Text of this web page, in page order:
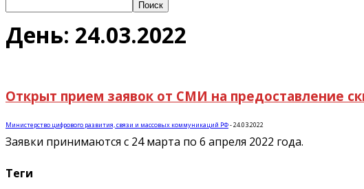
День: 24.03.2022
Открыт прием заявок от СМИ на предоставление
Министерство цифрового развития, связи и массовых коммуникаций РФ-24.03.2022
Заявки принимаются с 24 марта по 6 апреля 2022 года.
Теги